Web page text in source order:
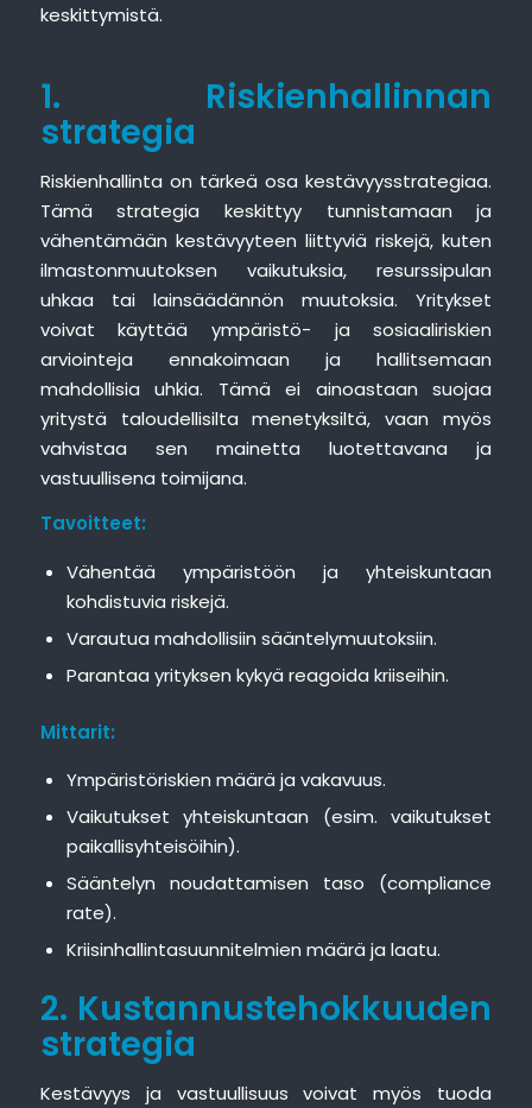
keskittymistä.
1. Riskienhallinnan
strategia
Riskienhallinta on tärkeä osa kestävyysstrategiaa.
Tämä strategia keskittyy tunnistamaan ja
vähentämään kestävyyteen liittyviä riskejä, kuten
ilmastonmuutoksen vaikutuksia, resurssipulan
uhkaa tai lainsäädännön muutoksia. Yritykset
voivat käyttää ympäristö- ja sosiaaliriskien
arviointeja ennakoimaan ja hallitsemaan
mahdollisia uhkia. Tämä ei ainoastaan suojaa
yritystä taloudellisilta menetyksiltä, vaan myös
vahvistaa sen mainetta luotettavana ja
vastuullisena toimijana.
Tavoitteet:
Vähentää ympäristöön ja yhteiskuntaan
kohdistuvia riskejä.
Varautua mahdollisiin sääntelymuutoksiin.
Parantaa yrityksen kykyä reagoida kriiseihin.
Mittarit:
Ympäristöriskien määrä ja vakavuus.
Vaikutukset yhteiskuntaan (esim. vaikutukset
paikallisyhteisöihin).
Sääntelyn noudattamisen taso (compliance
rate).
Kriisinhallintasuunnitelmien määrä ja laatu.
2. Kustannustehokkuuden
strategia
Kestävyys ja vastuullisuus voivat myös tuoda